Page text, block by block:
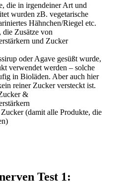
die in irgendeiner Art und
wurden zB. vegetarische
Hähnchen/Riegel etc.
Zusätze von
und Zucker
oder Agave gesüßt wurde,
verwendet werden – solche
in Bioläden. Aber auch hier
reiner Zucker versteckt ist.
&
(damit alle Produkte, die
Test 1: